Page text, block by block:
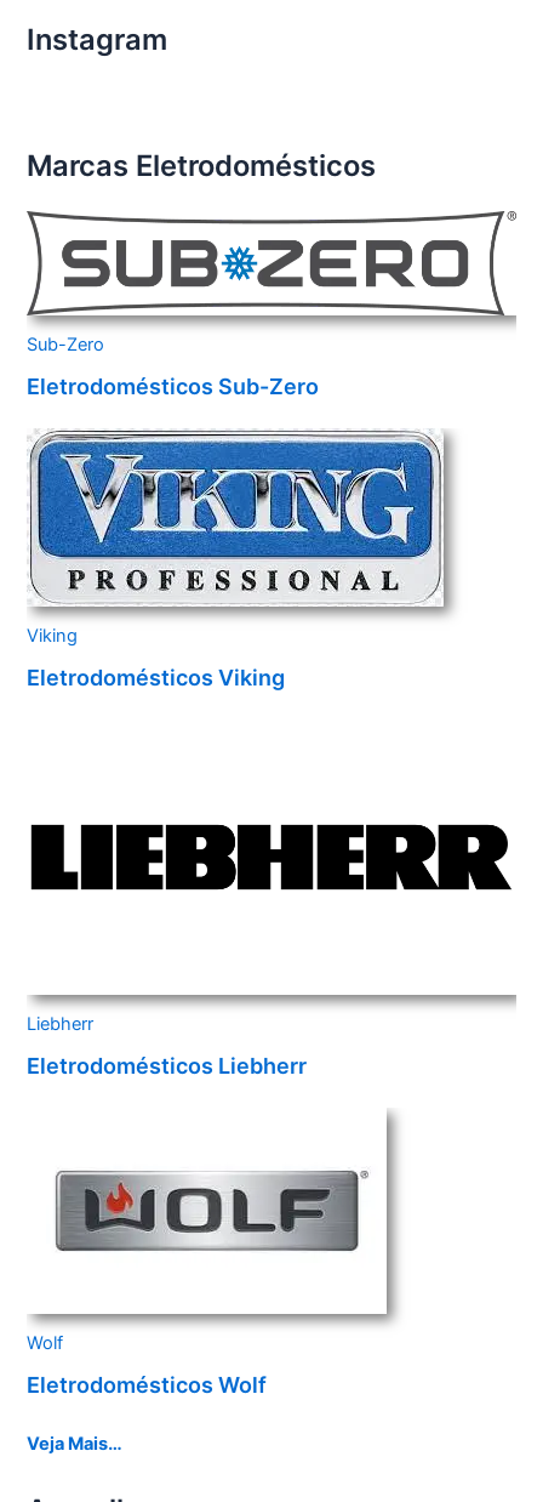
Golfe
Chácara
Instagram
Marcas Eletrodomésticos
Sub-Zero
Eletrodomésticos Sub-Zero
Viking
Eletrodomésticos Viking
Liebherr
Eletrodomésticos Liebherr
Wolf
Eletrodomésticos Wolf
Veja Mais…